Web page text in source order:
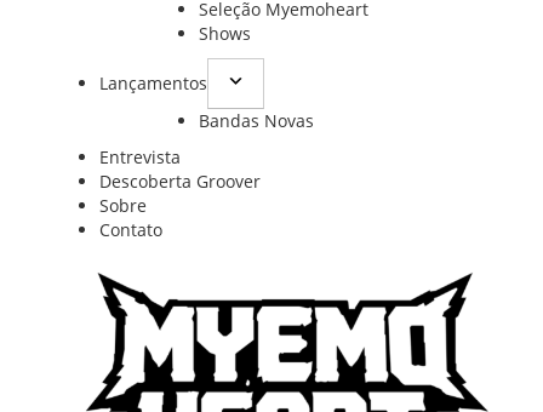
Seleção Myemoheart
Shows
Lançamentos
Bandas Novas
Entrevista
Descoberta Groover
Sobre
Contato